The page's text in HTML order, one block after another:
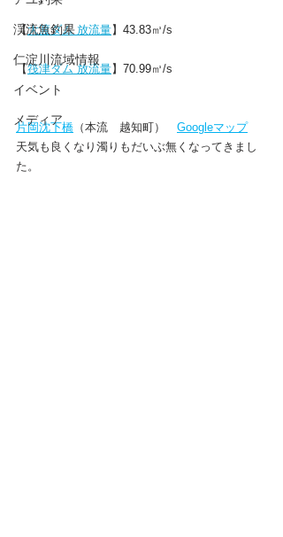
渓流魚釣果
仁淀川流域情報
イベント
メディア
【大渡ダム 放流量】 43.83㎥/s
【筏津ダム 放流量】 70.99㎥/s
片岡沈下橋 （本流　越知町） Googleマップ
天気も良くなり濁りもだいぶ無くなってきまし
た。